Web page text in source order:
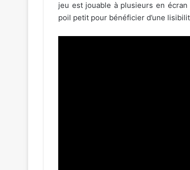
jeu est jouable à plusieurs en
poil petit pour bénéficier d’une